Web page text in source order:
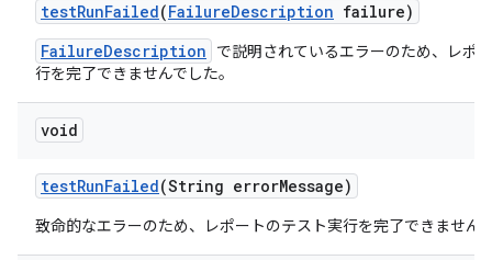
testRunFailed(FailureDescription failure)
FailureDescription
で説明されているエラーのため、レポ
行を完了できませんでした。
void
testRunFailed(String errorMessage)
致命的なエラーのため、レポートのテスト実行を完了できません